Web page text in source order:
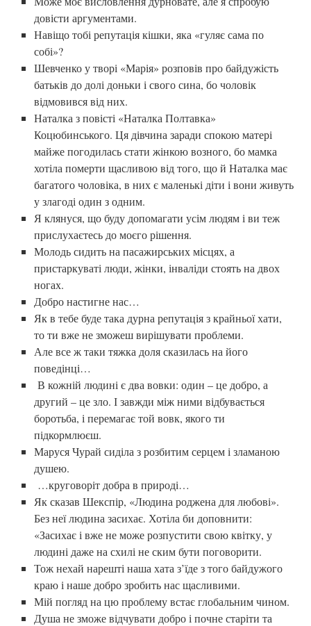
довісти аргументами.
Навіщо тобі репутація кішки, яка «гуляє сама по
собі»?
Шевченко у творі «Марія» розповів про байдужість
батьків до долі доньки і свого сина, бо чоловік
відмовився від них.
Наталка з повісті «Наталка Полтавка»
Коцюбинського. Ця дівчина заради спокою матері
майже погодилась стати жінкою возного, бо мамка
хотіла померти щасливою від того, що й Наталка має
багатого чоловіка, в них є маленькі діти і вони живуть
у злагоді один з одним.
Я клянуся, що буду допомагати усім людям і ви теж
прислухаєтесь до моєго рішення.
Молодь сидить на пасажирських місцях, а
пристаркуваті люди, жінки, інваліди стоять на двох
ногах.
Добро настигне нас…
Як в тебе буде така дурна репутація з крайньої хати,
то ти вже не зможеш вирішувати проблеми.
Але все ж таки тяжка доля сказилась на його
поведінці…
В кожній людині є два вовки: один – це добро, а
другий – це зло. І завжди між ними відбувається
боротьба, і перемагає той вовк, якого ти
підкормлюєш.
Маруся Чурай сиділа з розбитим серцем і зламаною
душею.
…круговоріт добра в природі…
Як сказав Шекспір, «Людина роджена для любові».
Без неї людина засихає. Хотіла би доповнити:
«Засихає і вже не може розпустити свою квітку, у
людині даже на схилі не ским бути поговорити.
Тож нехай нарешті наша хата з’їде з того байдужого
краю і наше добро зробить нас щасливими.
Мій погляд на цю проблему встає глобальним чином.
Душа не зможе відчувати добро і почне старіти та